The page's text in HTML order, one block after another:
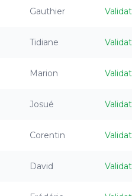
Gauthier
Tidiane
Marion
Josué
Corentin
David